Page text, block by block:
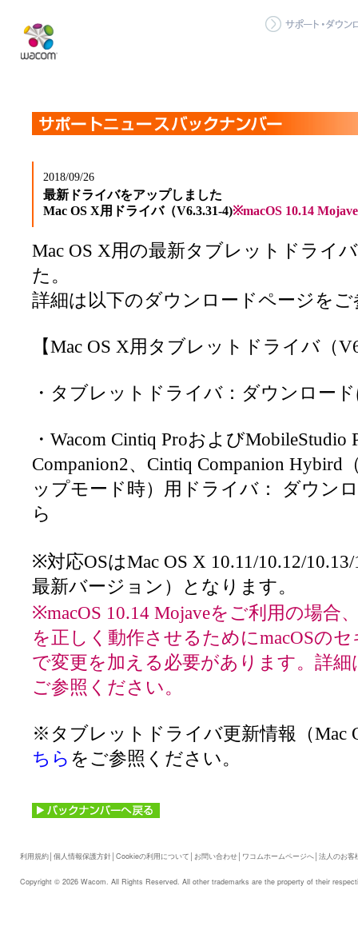
2018/09/26
最新ドライバをアップしました
Mac OS X用ドライバ（V6.3.31-4)※macOS 10.14
Mac OS X用の最新タブレットドライ
た。
詳細は以下のダウンロードページを
【Mac OS X用タブレットドライバ（
・タブレットドライバ：ダウンロー
・Wacom Cintiq ProおよびMobileStudio
Companion2、Cintiq Companion
ップモード時）用ドライバ： ダウン
ら
※対応OSはMac OS X 10.11/10.12/
最新バージョン）となります。
※macOS 10.14 Mojaveをご利用の場合
を正しく動作させるためにmacOSの
で変更を加える必要があります。詳細
ご参照ください。
※タブレットドライバ更新情報（Mac
ちら をご参照ください。
利用規約│ 個人情報保護方針│ Cookieの利用について │ お問い合わせ│ ワコムホームページへ│ 法人のお客
Copyright © 2026 Wacom. All Rights Reserved. All other trademarks are the property of their